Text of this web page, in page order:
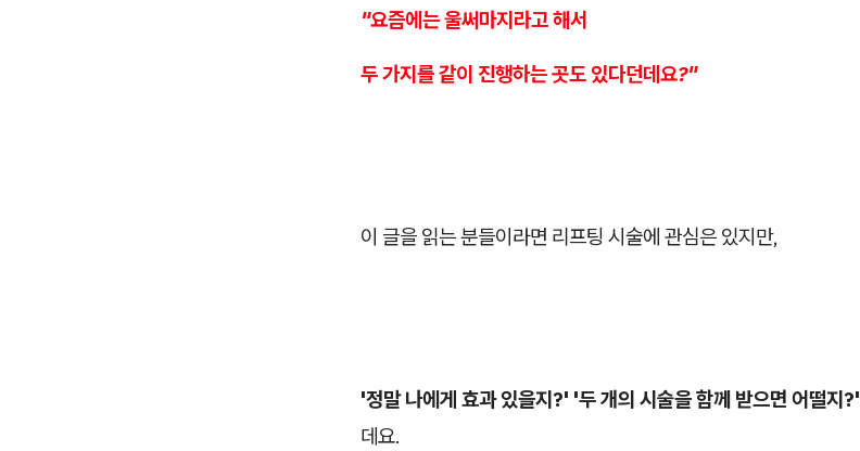
"요즘에는 울써마지라고 해서
두 가지를 같이 진행하는 곳도 있다던데요?"
이 글을 읽는 분들이라면 리프팅 시술에 관심은 있지만,
'정말 나에게 효과 있을지?' '두 개의 시술을 함께 받으면 어떨지?'
데요.